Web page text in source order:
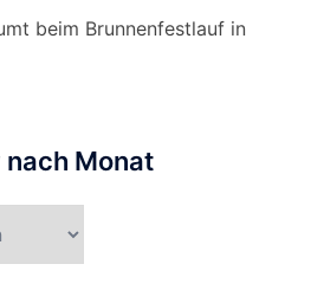
beim Brunnenfestlauf in
Monat